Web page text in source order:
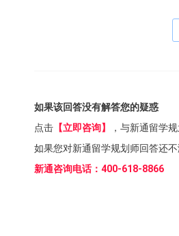
如果该回答没有解答您的疑惑
点击 【立即咨询】
，与新通留学
如果您对新通留学规划师回答还不
新通咨询电话：400-618-8866